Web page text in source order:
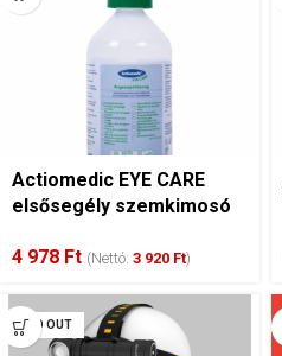
Actiomedic EYE CARE
elsősegély szemkimosó
oldattal, 500 ml (steril)
4 978 Ft (Nettó: 3 920 Ft)
SOLD OUT